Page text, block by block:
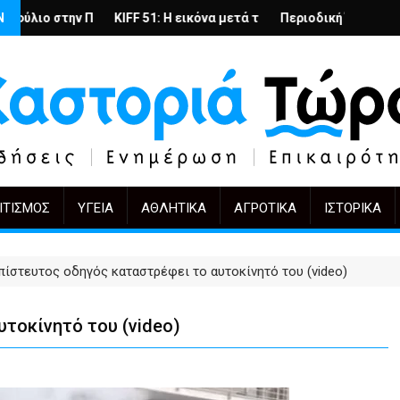
Καστοριά
ίδιο έργο, άλλοι πρωταγωνιστές
51: Η εικόνα μετά την αγοράΠεριοδική Έκθεση με τίτλο “Στάχτες και
"Η Μάνα" - του
ΥΓΕΊΑ ΑΘΛΗΤΙΚΆ ΑΓΡΟΤΙΚΆ ΙΣΤΟΡΙΚΆ
οδηγός καταστρέφει το αυτοκίνητό του (video)
του (video)